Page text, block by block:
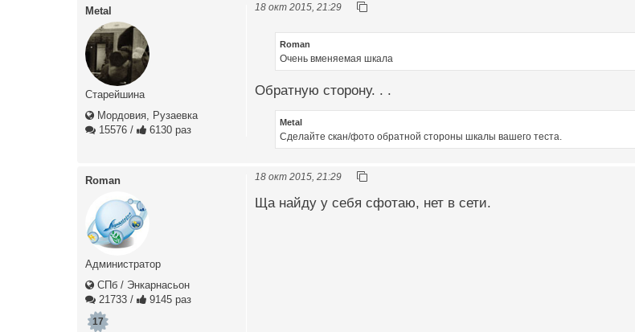
Metal
Старейшина
Мордовия, Рузаевка
15576 / 6130 раз
18 окт 2015, 21:29
Roman
Очень вменяемая шкала
Обратную сторону. . .
Metal
Сделайте скан/фото обратной стороны шкалы вашего теста.
Roman
Администратор
СПб / Энкарнасьон
21733 / 9145 раз
17
18 окт 2015, 21:29
Ща найду у себя сфотаю, нет в сети.